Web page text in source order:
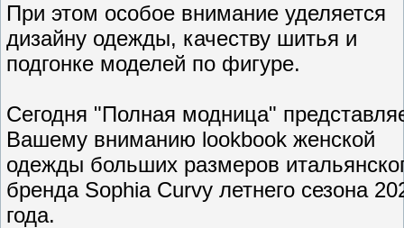
При этом особое внимание уделяется
дизайну одежды, качеству шитья и
подгонке моделей по фигуре.
Сегодня "Полная модница"
Вашему вниманию lookbook женской
одежды больших размеров
бренда Sophia Curvy летнего сезона
года.